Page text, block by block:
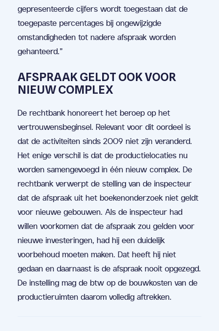
gepresenteerde cijfers wordt toegestaan dat de
toegepaste percentages bij ongewijzigde
omstandigheden tot nadere afspraak worden
gehanteerd."
AFSPRAAK GELDT OOK VOOR
NIEUW COMPLEX
De rechtbank honoreert het beroep op het
vertrouwensbeginsel. Relevant voor dit oordeel is
dat de activiteiten sinds 2009 niet zijn veranderd.
Het enige verschil is dat de productielocaties nu
worden samengevoegd in één nieuw complex. De
rechtbank verwerpt de stelling van de inspecteur
dat de afspraak uit het boekenonderzoek niet geldt
voor nieuwe gebouwen. Als de inspecteur had
willen voorkomen dat de afspraak zou gelden voor
nieuwe investeringen, had hij een duidelijk
voorbehoud moeten maken. Dat heeft hij niet
gedaan en daarnaast is de afspraak nooit opgezegd.
De instelling mag de btw op de bouwkosten van de
productieruimten daarom volledig aftrekken.